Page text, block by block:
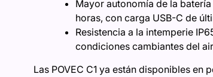
Mayor autonomía de la
horas, con carga USB-C de
Resistencia a la intemperie
condiciones cambiantes del
Las POVEC C1 ya están disponibles